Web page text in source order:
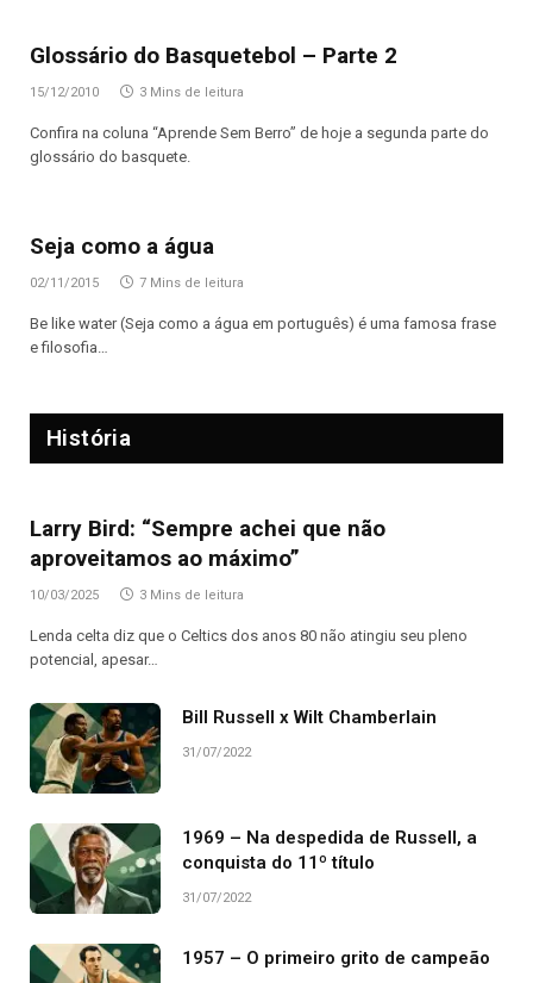
Glossário do Basquetebol – Parte 2
15/12/2010 3 Mins de leitura
Confira na coluna “Aprende Sem Berro” de hoje a segunda parte do
glossário do basquete.
Seja como a água
02/11/2015 7 Mins de leitura
Be like water (Seja como a água em português) é uma famosa frase
e filosofia…
História
Larry Bird: “Sempre achei que não
aproveitamos ao máximo”
10/03/2025 3 Mins de leitura
Lenda celta diz que o Celtics dos anos 80 não atingiu seu pleno
potencial, apesar…
Bill Russell x Wilt Chamberlain
31/07/2022
1969 – Na despedida de Russell, a
conquista do 11º título
31/07/2022
1957 – O primeiro grito de campeão